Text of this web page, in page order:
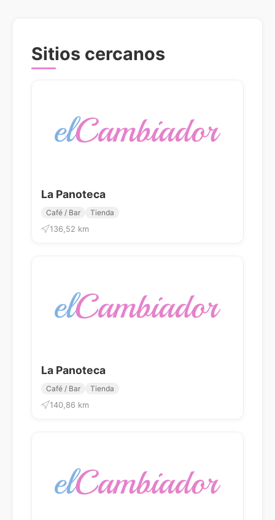
Sitios cercanos
La Panoteca
Café / Bar
Tienda
136,52 km
La Panoteca
Café / Bar
Tienda
140,86 km